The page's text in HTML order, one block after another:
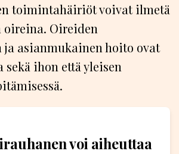
toimintahäiriöt voivat ilmetä
Oireiden
asianmukainen hoito ovat
sekä ihon että yleisen
voi aiheuttaa